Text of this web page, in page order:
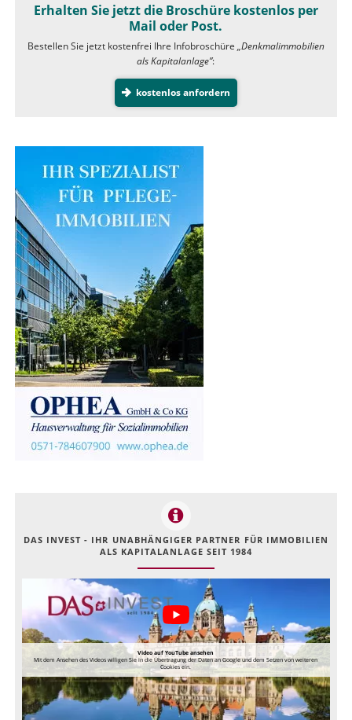
Erhalten Sie jetzt die Broschüre kostenlos per
Mail oder Post.
Bestellen Sie jetzt kostenfrei Ihre Infobroschüre „Denkmalimmobilien
als Kapitalanlage”:
kostenlos anfordern
DAS INVEST - IHR UNABHÄNGIGER PARTNER FÜR IMMOBILIEN
ALS KAPITALANLAGE SEIT 1984
Video auf YouTube ansehen
Mit dem Ansehen des Videos willigen Sie in die Übertragung der Daten an Google und dem Setzen von weiteren
Cookies ein.